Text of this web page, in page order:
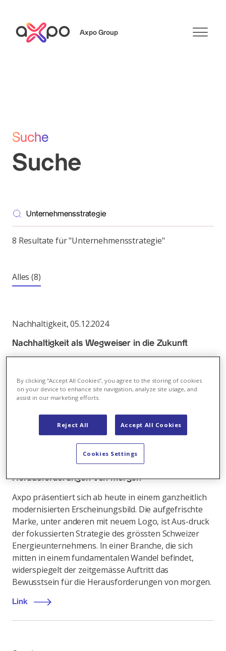
Axpo Group
Suche
Suche
8 Resultate für "Unternehmensstrategie"
Alles(8)
Nachhaltigkeit,05.12.2024
Nachhaltigkeit als Wegweiser in die Zukunft
Link
04.02.2022
Axpo modernisiert ihr Erscheinungsbild für die
Herausforderungen von morgen
Axpo präsentiert sich ab heute in einem ganzheitlich
modernisierten Erscheinungsbild. Die aufgefrischte
Marke, unter anderen mit neuem Logo, ist Aus-druck
der fokussierten Strategie des grössten Schweizer
Energieunternehmens. In einer Branche, die sich
mitten in einem fundamentalen Wandel befindet,
widerspiegelt der zeitgemässe Auftritt das
Bewusstsein für die Herausforderungen von morgen.
Link
By clicking “Accept All Cookies”, you agree to the storing of cookies
on your device to enhance site navigation, analyze site usage, and
assist in our marketing efforts.
Reject All Accept All Cookies
Cookies Settings